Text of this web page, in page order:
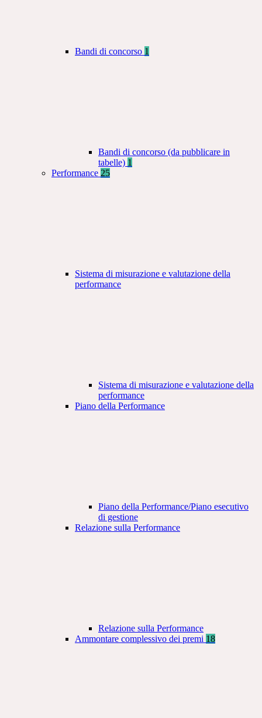
Bandi di concorso 1
Bandi di concorso (da pubblicare in
tabelle) 1
Performance 25
Sistema di misurazione e valutazione della
performance
Sistema di misurazione e valutazione della
performance
Piano della Performance
Piano della Performance/Piano esecutivo
di gestione
Relazione sulla Performance
Relazione sulla Performance
Ammontare complessivo dei premi 18